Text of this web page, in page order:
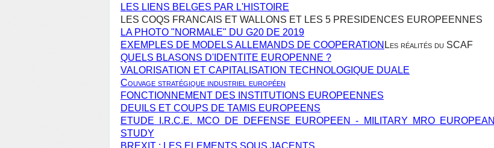
LES LIENS BELGES PAR L'HISTOIRE
LES COQS FRANCAIS ET WALLONS ET LES 5 PRESIDENCES EUROPEENNES
LA PHOTO "NORMALE" DU G20 DE 2019
EXEMPLES DE MODELS ALLEMANDS DE COOPERATION Les réalités du SCAF
QUELS BLASONS D'IDENTITE EUROPENNE ?
VALORISATION ET CAPITALISATION TECHNOLOGIQUE DUALE
Couvage stratégique industriel européen
FONCTIONNEMENT DES INSTITUTIONS EUROPEENNES
DEUILS ET COUPS DE TAMIS EUROPEENS
ETUDE I.R.C.E. MCO DE DEFENSE EUROPEEN - MILITARY MRO EUROPEAN
STUDY
BREXIT : LES ELEMENTS SOUS JACENTS